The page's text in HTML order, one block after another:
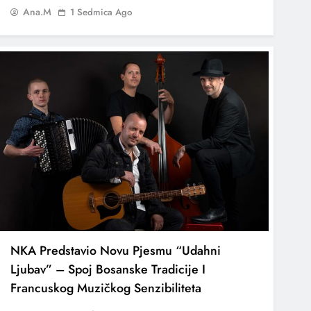
Ana.M 1 Sedmica Ago
NKA Predstavio Novu Pjesmu “Udahni
Ljubav” – Spoj Bosanske Tradicije I
Francuskog Muzičkog Senzibiliteta